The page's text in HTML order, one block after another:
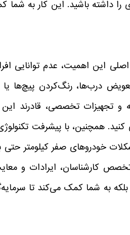
را داشته باشید. این کار به
این اهمیت، عدم توانایی
درب‌ها، رنگ‌کردن پیچ‌ها یا
و تجهیزات تخصصی، قادرند این
همچنین، با پیشرفت
خودروهای صفر کیلومتر حتی
کارشناسان، ایرادات و
بلکه به شما کمک می‌کند تا